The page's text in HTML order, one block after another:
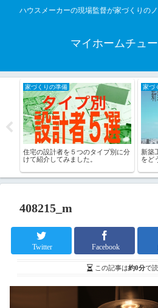
ハウスメーカーの現場監督が家づくりの
マイホームチュ
家づくりの準備
住宅の設計者を５つのタイプ別に分
けて紹介してみました。
家づ
新築
をど
408215_m
Twitter Facebook
この記事は約0分で